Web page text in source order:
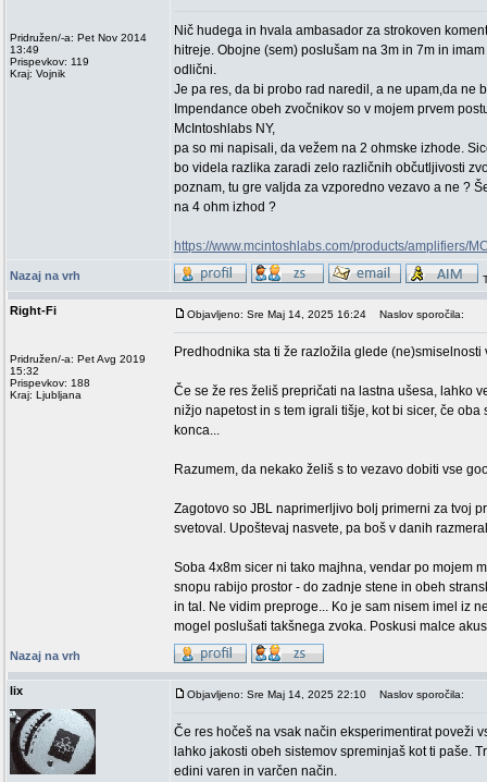
Pridružen/-a: Pet Nov 2014
13:49
Prispevkov: 119
Kraj: Vojnik
Nič hudega in hvala ambasador za strokoven
hitreje. Obojne (sem) poslušam na 3m in 7m in
odlični.
Je pa res, da bi probo rad naredil, a ne upam,da ne
Impendance obeh zvočnikov so v mojem prvem
McIntoshlabs NY,
pa so mi napisali, da vežem na 2 ohmske izhode.
bo videla razlika zaradi zelo različnih občutljivosti
poznam, tu gre valjda za vzporedno vezavo a ne ?
na 4 ohm izhod ?
https://www.mcintoshlabs.com/products/amplifiers/
Nazaj na vrh
Right-Fi
Pridružen/-a: Pet Avg 2019
15:32
Prispevkov: 188
Kraj: Ljubljana
Objavljeno: Sre Maj 14, 2025 16:24 Naslov sporočila:
Predhodnika sta ti že razložila glede
Če se že res želiš prepričati na lastna ušesa, lahko
nižjo napetost in s tem igrali tišje, kot bi sicer, če
konca...
Razumem, da nekako želiš s to vezavo dobiti vse
Zagotovo so JBL naprimerljivo bolj primerni za tvoj
svetoval. Upoštevaj nasvete, pa boš v danih
Soba 4x8m sicer ni tako majhna, vendar po mojem
snopu rabijo prostor - do zadnje stene in obeh
in tal. Ne vidim preproge... Ko je sam nisem imel iz
mogel poslušati takšnega zvoka. Poskusi malce
Nazaj na vrh
lix Objavljeno: Sre Maj 14, 2025 22:10 Naslov sporočila:
Če res hočeš na vsak način eksperimentirat poveži
lahko jakosti obeh sistemov spreminjaš kot ti paše.
edini varen in varčen način.